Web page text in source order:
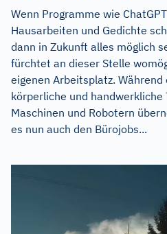
Wenn Programme wie
Hausarbeiten und Gedichte
dann in Zukunft alles möglich
fürchtet an dieser Stelle
eigenen Arbeitsplatz. Während
körperliche und
Maschinen und Robotern
es nun auch den Bürojobs...